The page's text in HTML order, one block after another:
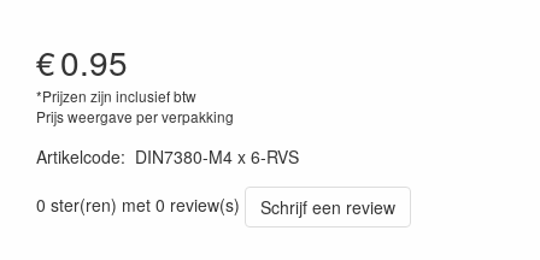
€0.95
*Prijzen zijn inclusief btw
Prijs weergave per verpakking
Artikelcode: DIN7380-M4 x 6-RVS
0 ster(ren) met 0 review(s)
Schrijf een review